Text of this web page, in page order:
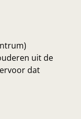
uit de
dat